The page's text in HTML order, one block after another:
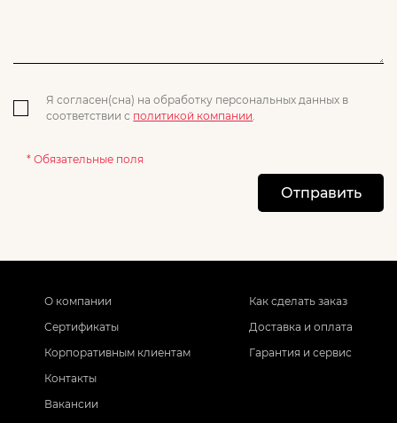
Я согласен(сна) на обработку персональных данных в
соответствии с политикой компании
* Обязательные поля
Отправить
О компании
Сертификаты
Корпоративным клиентам
Контакты
Вакансии
Как сделать заказ
Доставка и оплата
Гарантия и сервис